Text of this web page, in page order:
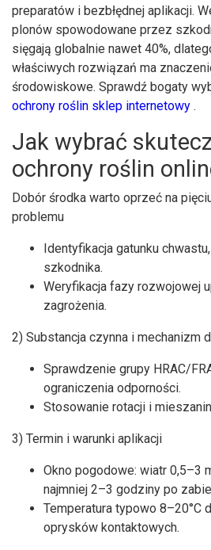
preparatów i bezbłędnej aplikacji.
plonów spowodowane przez
sięgają globalnie nawet 40%,
właściwych rozwiązań ma
środowiskowe. Sprawdź bogaty
ochrony roślin sklep internetowy .
Jak wybrać
ochrony roślin
Dobór środka warto oprzeć na
problemu
Identyfikacja gatunku
szkodnika.
Weryfikacja fazy rozwojowej
zagrożenia.
2) Substancja czynna i mechanizm
Sprawdzenie grupy HRAC/
ograniczenia odporności.
Stosowanie rotacji i
3) Termin i warunki aplikacji
Okno pogodowe: wiatr 0,5–3
najmniej 2–3 godziny po
Temperatura typowo 8–20°C
oprysków kontaktowych.